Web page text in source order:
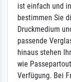
ist einfach und
bestimmen Sie
Druckmedium
passende
hinaus stehen
wie
Verfügung. Bei